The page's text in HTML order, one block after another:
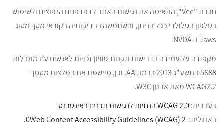
חברת "Vee", התאימה את נגישות האתר לדפדפנים הנפוצים ולשימוש
בטלפון הסלולרי ככל הניתן, והשתמשה בבדיקותיה בקוראי מסך מסוג
Jaws ו- NVDA.
מקפידה על עמידה בדרישות תקנות שוויון זכויות לאנשים עם מוגבלות
5688 התשע"ג 2013 ברמת AA. וכן, מיישמת את המלצות מסמך
WCAG2.2 מאת ארגון W3C.
בעברית:WCAG 2.0 הנחיות לנגישות תכנים באינטרנט
באנגלית:
0Web Content Accessibility Guidelines (WCAG) 2.